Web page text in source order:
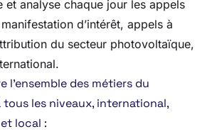
et analyse chaque jour les appels
d’intérêt, appels à
du secteur photovoltaïque,
l’ensemble des métiers du
les niveaux, international,
local :